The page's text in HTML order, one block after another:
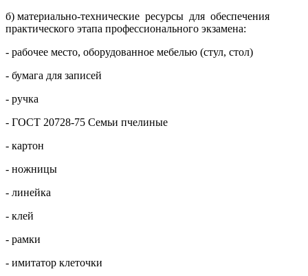
б) материально-технические ресурсы для обеспечения
практического этапа профессионального экзамена:
- рабочее место, оборудованное мебелью (стул, стол)
- бумага для записей
- ручка
- ГОСТ 20728-75 Семьи пчелиные
- картон
- ножницы
- линейка
- клей
- рамки
- имитатор клеточки